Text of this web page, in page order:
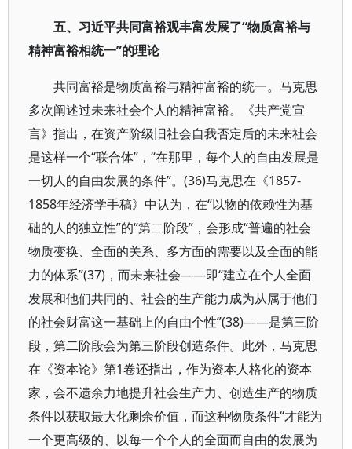
五、习近平共同富裕观丰富发展了“物质富裕与
精神富裕相统一”的理论
共同富裕是物质富裕与精神富裕的统一。马克思
多次阐述过未来社会个人的精神富裕。《共产党宣
言》指出，在资产阶级旧社会自我否定后的未来社会
是这样一个“联合体”，“在那里，每个人的自由发展是
一切人的自由发展的条件”。(36)马克思在《1857-
1858年经济学手稿》中认为，在“以物的依赖性为基
础的人的独立性”的“第二阶段”，会形成“普遍的社会
物质变换、全面的关系、多方面的需要以及全面的能
力的体系”(37)，而未来社会——即“建立在个人全面
发展和他们共同的、社会的生产能力成为从属于他们
的社会财富这一基础上的自由个性”(38)——是第三阶
段，第二阶段会为第三阶段创造条件。此外，马克思
在《资本论》第1卷还指出，作为资本人格化的资本
家，会不遗余力地提升社会生产力、创造生产的物质
条件以获取最大化剩余价值，而这种物质条件“才能为
一个更高级的、以每一个个人的全面而自由的发展为